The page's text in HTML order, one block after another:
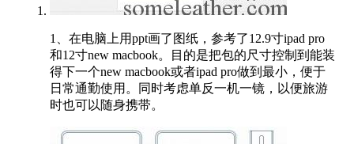
1、在电脑上用ppt画了图纸，参考了12.9寸ipad pro
和12寸new macbook。目的是把包的尺寸控制到能装
得下一个new macbook或者ipad pro做到最小，便于
日常通勤使用。同时考虑单反一机一镜，以便旅游
时也可以随身携带。